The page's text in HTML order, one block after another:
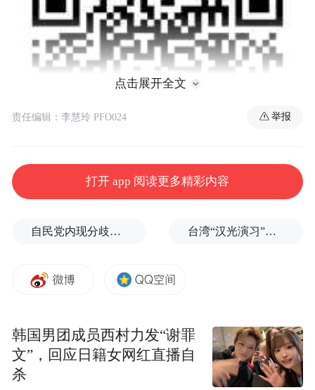
欢迎关注凤凰网佛教官方微信公众号“觉悟号”，做
智慧的传播者！
“特别声明：以上作品内容(包括在内的视频、图片或音
频)为凤凰网旗下自媒体平台“大风号”用户上传并发
布，本平台仅提供信息存储空间服务。
Notice: The content above (including the videos,
点击展开全文
责任编辑：李慧玲 PFO024 举报
打开 app 阅读更多精彩内容
自民党内现分歧，不少对华友好议员疏远高市内阁 台湾“汉光演习”在淡水河口设防，声称怕台北被突袭
韩国男团成员西村力发“谢罪
文”，回应日籍女网红直播自
杀